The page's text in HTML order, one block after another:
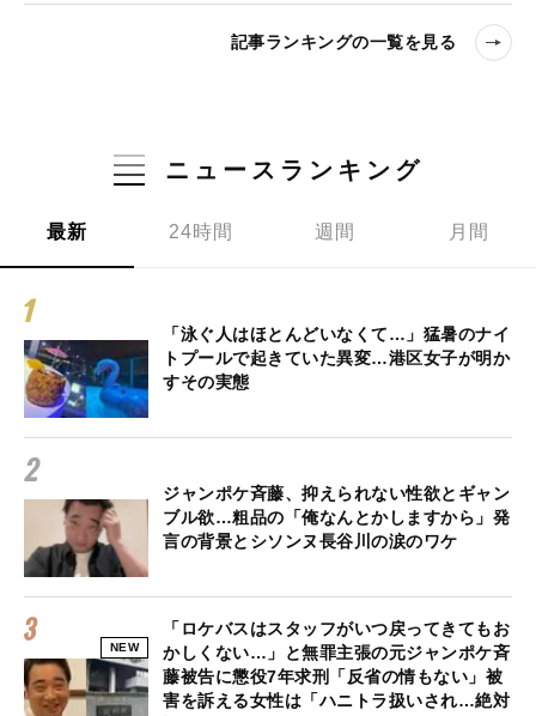
記事ランキングの一覧を見る
ニュースランキング
最新 24時間 週間 月間
「泳ぐ人はほとんどいなくて…」猛暑のナイ
トプールで起きていた異変…港区女子が明か
すその実態
ジャンポケ斉藤、抑えられない性欲とギャン
ブル欲…粗品の「俺なんとかしますから」発
言の背景とシソンヌ長谷川の涙のワケ
NEW
「ロケバスはスタッフがいつ戻ってきてもお
かしくない…」と無罪主張の元ジャンポケ斉
藤被告に懲役7年求刑「反省の情もない」被
害を訴える女性は「ハニトラ扱いされ…絶対